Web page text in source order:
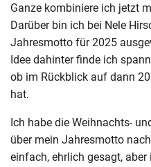
Ganze kombiniere ich jetzt
Darüber bin ich bei Nele
Jahresmotto für 2025
Idee dahinter finde ich
ob im Rückblick auf dann
hat.
Ich habe die Weihnachts-
über mein Jahresmotto
einfach, ehrlich gesagt,